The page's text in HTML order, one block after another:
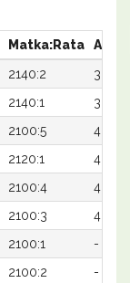
Matka:Rata
Aika
2140:2
38,1x
2140:1
38,4
2100:5
40,6
2120:1
40,5x
2100:4
42,0x
2100:3
42,5x
2100:1
-
2100:2 -